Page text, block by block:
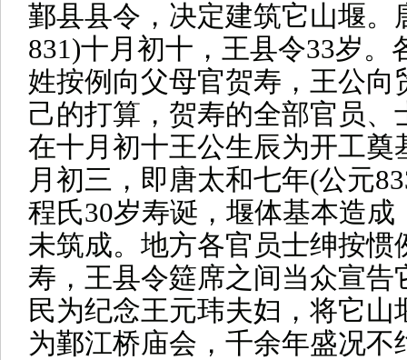
鄞县县令，决定建筑它山堰。
831)十月初十，王县令33岁。
姓按例向父母官贺寿，王公向
己的打算，贺寿的全部官员、
在十月初十王公生辰为开工奠
月初三，即唐太和七年(公元
程氏30岁寿诞，堰体基本造成
未筑成。地方各官员士绅按惯
寿，王县令筵席之间当众宣告
民为纪念王元玮夫妇，将它山
为鄞江桥庙会，千余年盛况不